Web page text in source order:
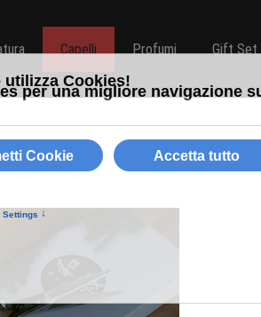
Capelli Profumi Gift Set